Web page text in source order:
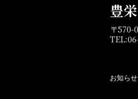
豊
〒570-
お知らせ